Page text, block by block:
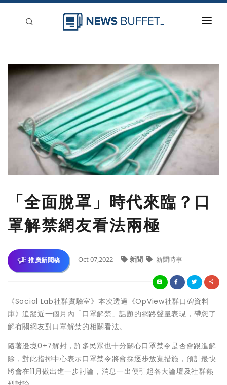
新聞稿分類
刊登
「全面脫罩」時代來臨？口
罩解禁網友看法兩極
推廣新聞稿 Oct 07,2022 新聞 新聞時事
《Social Lab社群實驗室》本次透過《OpView社群口碑資料
庫》追蹤近一個月內「口罩解禁」話題的網路聲量表現，帶您了
解有關網友對口罩解禁的相關看法。
隨著邊境0+7解封，許多民眾也十分關心口罩禁令是否會跟進解
除，對此指揮中心表示口罩禁令將會採逐步放寬措施，預計最快
將會在11月做出進一步討論，消息一出便引起各大論壇及社群熱